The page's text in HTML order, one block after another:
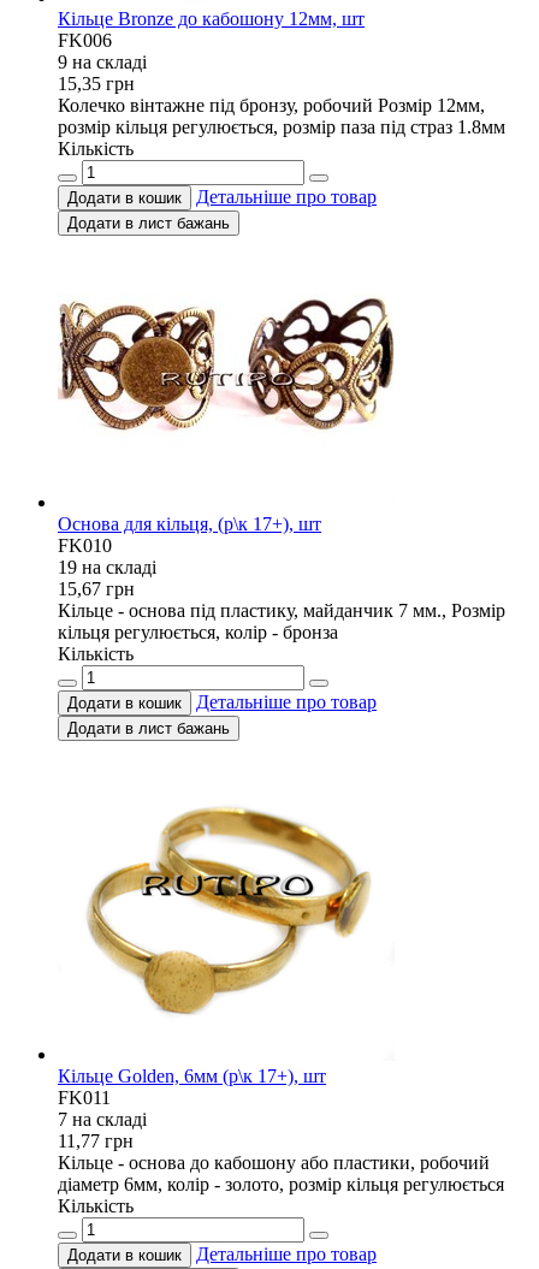
Кільце Bronze до кабошону 12мм, шт
FK006
9 на складi
15,35 грн
Колечко вінтажне під бронзу, робочий Розмір 12мм,
розмір кільця регулюється, розмір паза під страз 1.8мм
Кількість
Додати в кошик Детальніше про товар
Додати в лист бажань
Основа для кільця, (р\к 17+), шт
FK010
19 на складi
15,67 грн
Кільце - основа під пластику, майданчик 7 мм., Розмір
кільця регулюється, колір - бронза
Кількість
Додати в кошик Детальніше про товар
Додати в лист бажань
Кільце Golden, 6мм (р\к 17+), шт
FK011
7 на складi
11,77 грн
Кільце - основа до кабошону або пластики, робочий
діаметр 6мм, колір - золото, розмір кільця регулюється
Кількість
Додати в кошик Детальніше про товар